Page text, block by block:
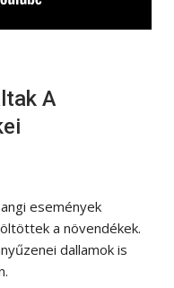
A
események
a növendékek.
dallamok is